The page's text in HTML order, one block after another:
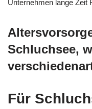
Unternehmen lange Zeit
Schluchsee,
Für